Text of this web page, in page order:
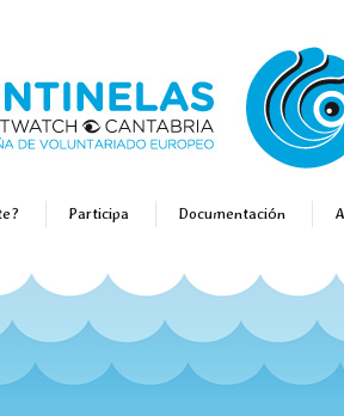
Participa Documentación